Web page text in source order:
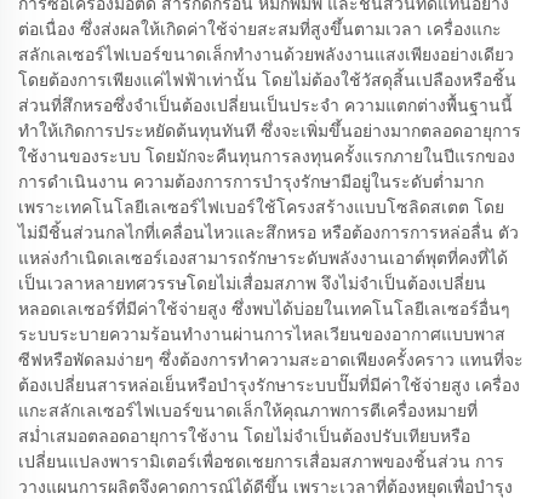
ต่อเนื่อง ซึ่งส่งผลให้เกิดค่าใช้จ่ายสะสมที่สูงขึ้นตามเวลา เครื่องแกะ
สลักเลเซอร์ไฟเบอร์ขนาดเล็กทำงานด้วยพลังงานแสงเพียงอย่างเดียว
โดยต้องการเพียงแค่ไฟฟ้าเท่านั้น โดยไม่ต้องใช้วัสดุสิ้นเปลืองหรือชิ้น
ส่วนที่สึกหรอซึ่งจำเป็นต้องเปลี่ยนเป็นประจำ ความแตกต่างพื้นฐานนี้
ทำให้เกิดการประหยัดต้นทุนทันที ซึ่งจะเพิ่มขึ้นอย่างมากตลอดอายุการ
ใช้งานของระบบ โดยมักจะคืนทุนการลงทุนครั้งแรกภายในปีแรกของ
การดำเนินงาน ความต้องการการบำรุงรักษามีอยู่ในระดับต่ำมาก
เพราะเทคโนโลยีเลเซอร์ไฟเบอร์ใช้โครงสร้างแบบโซลิดสเตต โดย
ไม่มีชิ้นส่วนกลไกที่เคลื่อนไหวและสึกหรอ หรือต้องการการหล่อลื่น ตัว
แหล่งกำเนิดเลเซอร์เองสามารถรักษาระดับพลังงานเอาต์พุตที่คงที่ได้
เป็นเวลาหลายทศวรรษโดยไม่เสื่อมสภาพ จึงไม่จำเป็นต้องเปลี่ยน
หลอดเลเซอร์ที่มีค่าใช้จ่ายสูง ซึ่งพบได้บ่อยในเทคโนโลยีเลเซอร์อื่นๆ
ระบบระบายความร้อนทำงานผ่านการไหลเวียนของอากาศแบบพาส
ซีฟหรือพัดลมง่ายๆ ซึ่งต้องการทำความสะอาดเพียงครั้งคราว แทนที่จะ
ต้องเปลี่ยนสารหล่อเย็นหรือบำรุงรักษาระบบปั๊มที่มีค่าใช้จ่ายสูง เครื่อง
แกะสลักเลเซอร์ไฟเบอร์ขนาดเล็กให้คุณภาพการตีเครื่องหมายที่
สม่ำเสมอตลอดอายุการใช้งาน โดยไม่จำเป็นต้องปรับเทียบหรือ
เปลี่ยนแปลงพารามิเตอร์เพื่อชดเชยการเสื่อมสภาพของชิ้นส่วน การ
วางแผนการผลิตจึงคาดการณ์ได้ดีขึ้น เพราะเวลาที่ต้องหยุดเพื่อบำรุง